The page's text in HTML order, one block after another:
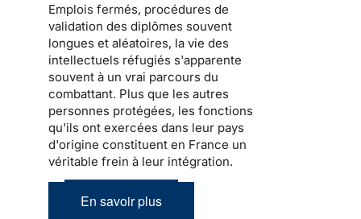
Emplois fermés, procédures de
validation des diplômes souvent
longues et aléatoires, la vie des
intellectuels réfugiés s'apparente
souvent à un vrai parcours du
combattant. Plus que les autres
personnes protégées, les fonctions
qu'ils ont exercées dans leur pays
d'origine constituent en France un
véritable frein à leur intégration.
En savoir plus